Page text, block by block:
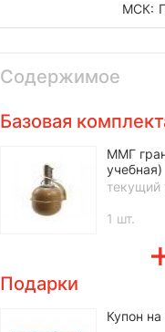
МСК:
Содержимое
Базовая
ММГ
учебная)
текущий
1 шт.
Подарки
Купон